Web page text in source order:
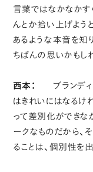
言葉ではなかなかす
んとか拾い上げよう
あるような本音を知
ちばんの思いかもし
西本：
ブランデ
はきれいにはなるけ
って差別化ができな
ークなものだから、
ることは、個別性を